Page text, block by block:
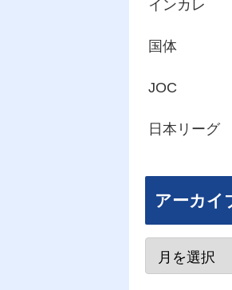
インカレ
国体
JOC
日本リーグ
アーカイ